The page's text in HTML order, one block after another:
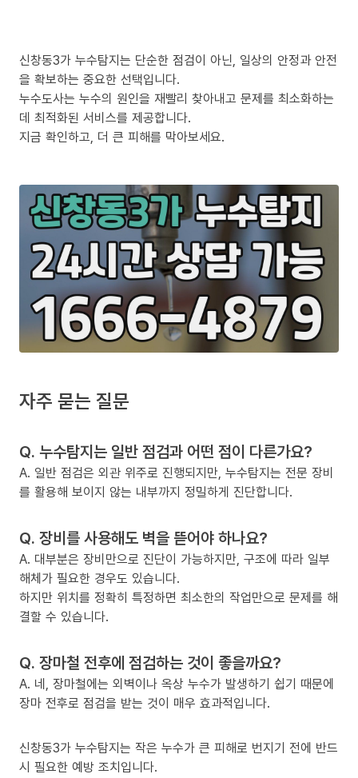
신창동3가 누수탐지는 단순한 점검이 아닌, 일상의 안정과 안전
을 확보하는 중요한 선택입니다.
누수도사는 누수의 원인을 재빨리 찾아내고 문제를 최소화하는
데 최적화된 서비스를 제공합니다.
지금 확인하고, 더 큰 피해를 막아보세요.
자주 묻는 질문
Q. 누수탐지는 일반 점검과 어떤 점이 다른가요?
A. 일반 점검은 외관 위주로 진행되지만, 누수탐지는 전문 장비
를 활용해 보이지 않는 내부까지 정밀하게 진단합니다.
Q. 장비를 사용해도 벽을 뜯어야 하나요?
A. 대부분은 장비만으로 진단이 가능하지만, 구조에 따라 일부
해체가 필요한 경우도 있습니다.
하지만 위치를 정확히 특정하면 최소한의 작업만으로 문제를 해
결할 수 있습니다.
Q. 장마철 전후에 점검하는 것이 좋을까요?
A. 네, 장마철에는 외벽이나 옥상 누수가 발생하기 쉽기 때문에
장마 전후로 점검을 받는 것이 매우 효과적입니다.
신창동3가 누수탐지는 작은 누수가 큰 피해로 번지기 전에 반드
시 필요한 예방 조치입니다.